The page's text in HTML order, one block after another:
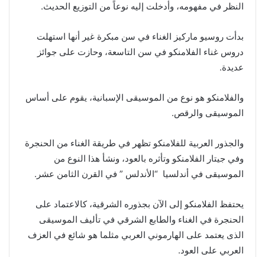
النظر في مفهومه، وأدخلت إليه نوعاً من التوزيع الحديث.
بدأت روسيو ماركيز الغناء في سن مبكرة غير أنها استهلت
دروس غناء الفلامنكو في سن التاسعة، وحازت على جوائز
عديدة.
والفلامنكو هو نوع من الموسيقى الإسبانية، يقوم على أساس
الموسيقى والرقص.
والجذور العربية للفلامنكو تظهر في طريقة الغناء من الحنجرة
وفي جيتار الفلامنكو وتأثره بالعود، ونشأ هذا النوع من
الموسيقى في أندلسيا “الأندلس ” في القرن الثامن عشر.
يحتفظ الفلامنكو إلى الآن بجذوره الشرقية، كالاعتماد على
الحنجرة في الغناء والطابع الشرقي في تأليف الموسيقى
الذى يعتمد على الهارموني العربي مثلما هو شائع في العزف
العربي على العود.